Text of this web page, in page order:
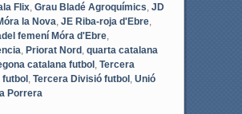
Flix, Grau Bladé Agroquímics, JD
la Nova, JE Riba-roja d'Ebre,
femení Móra d'Ebre,
, Priorat Nord , quarta catalana
catalana futbol , Tercera
, Tercera Divisió futbol , Unió
Porrera